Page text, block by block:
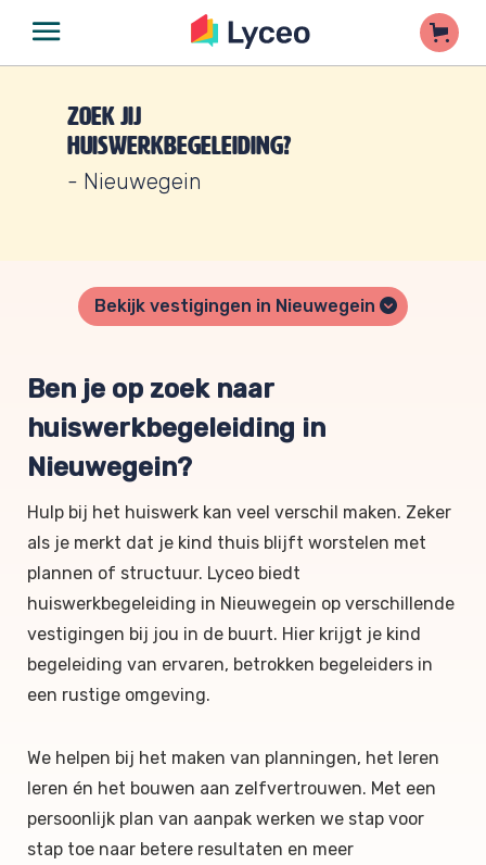
Zoek jij
huiswerkbegeleiding?
- Nieuwegein
Bekijk vestigingen in Nieuwegein
Ben je op zoek naar
huiswerkbegeleiding in
Nieuwegein?
Hulp bij het huiswerk kan veel verschil maken. Zeker
als je merkt dat je kind thuis blijft worstelen met
plannen of structuur. Lyceo biedt
huiswerkbegeleiding in Nieuwegein op verschillende
vestigingen bij jou in de buurt. Hier krijgt je kind
begeleiding van ervaren, betrokken begeleiders in
een rustige omgeving.
We helpen bij het maken van planningen, het leren
leren én het bouwen aan zelfvertrouwen. Met een
persoonlijk plan van aanpak werken we stap voor
stap toe naar betere resultaten en meer